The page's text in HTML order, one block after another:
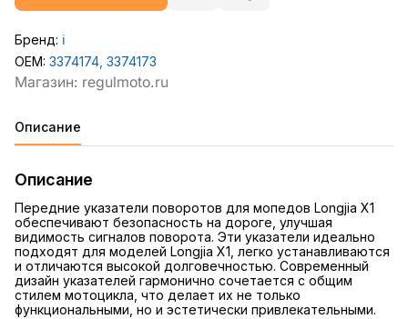
Бренд: ℹ️
OEM: 3374174, 3374173
Описание
Описание
Передние указатели поворотов для мопедов Longjia X1
обеспечивают безопасность на дороге, улучшая
видимость сигналов поворота. Эти указатели идеально
подходят для моделей Longjia X1, легко устанавливаются
и отличаются высокой долговечностью. Современный
дизайн указателей гармонично сочетается с общим
стилем мотоцикла, что делает их не только
функциональными, но и эстетически привлекательными.